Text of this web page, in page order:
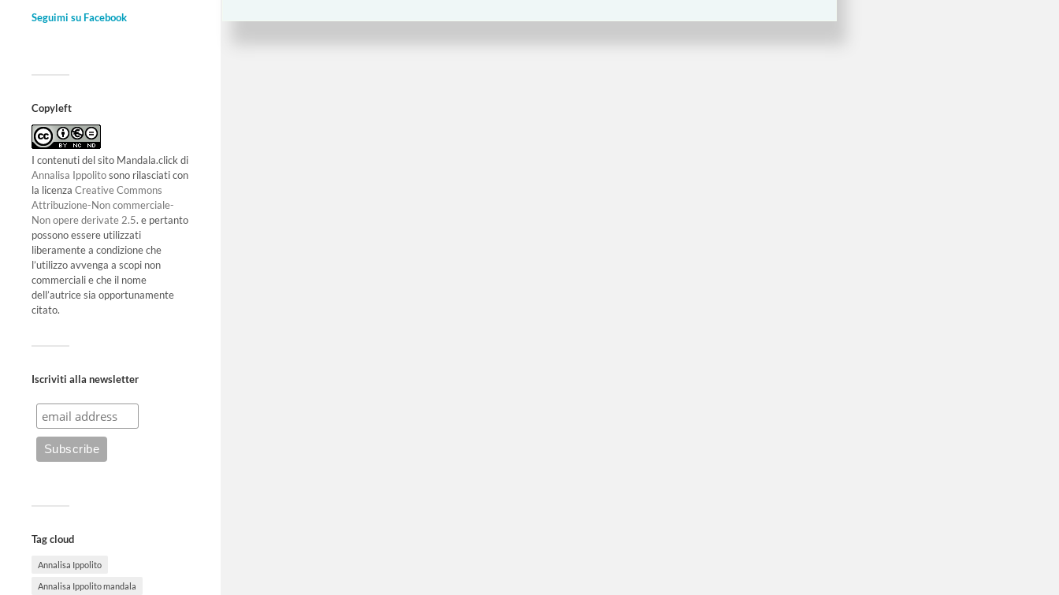
Seguimi su Facebook
Copyleft
I contenuti del sito Mandala.click di
Annalisa Ippolitosono rilasciati con
la licenza Creative Commons
Attribuzione-Non commerciale-
Non opere derivate 2.5. e pertanto
possono essere utilizzati
liberamente a condizione che
l’utilizzo avvenga a scopi non
commerciali e che il nome
dell’autrice sia opportunamente
citato.
Iscriviti alla newsletter
Tag cloud
Annalisa Ippolito
Annalisa Ippolito mandala